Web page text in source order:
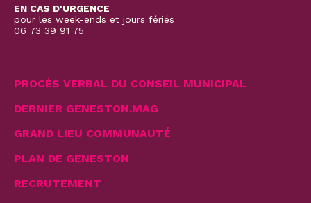
EN CAS D'URGENCE
pour les week-ends et jours fériés
06 73 39 91 75
PROCÈS VERBAL DU CONSEIL MUNICIPAL
DERNIER GENESTON.MAG
GRAND LIEU COMMUNAUTÉ
PLAN DE GENESTON
RECRUTEMENT